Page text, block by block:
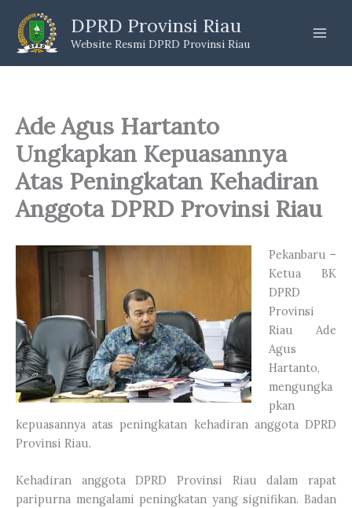
content
DPRD Provinsi Riau
Website Resmi DPRD Provinsi Riau
Ade Agus Hartanto
Ungkapkan Kepuasannya
Atas Peningkatan Kehadiran
Anggota DPRD Provinsi Riau
Pekanbaru –
Ketua BK
DPRD
Provinsi
Riau Ade
Agus
Hartanto,
mengungka
pkan
kepuasannya atas peningkatan kehadiran anggota DPRD
Provinsi Riau.
Kehadiran anggota DPRD Provinsi Riau dalam rapat
paripurna mengalami peningkatan yang signifikan. Badan